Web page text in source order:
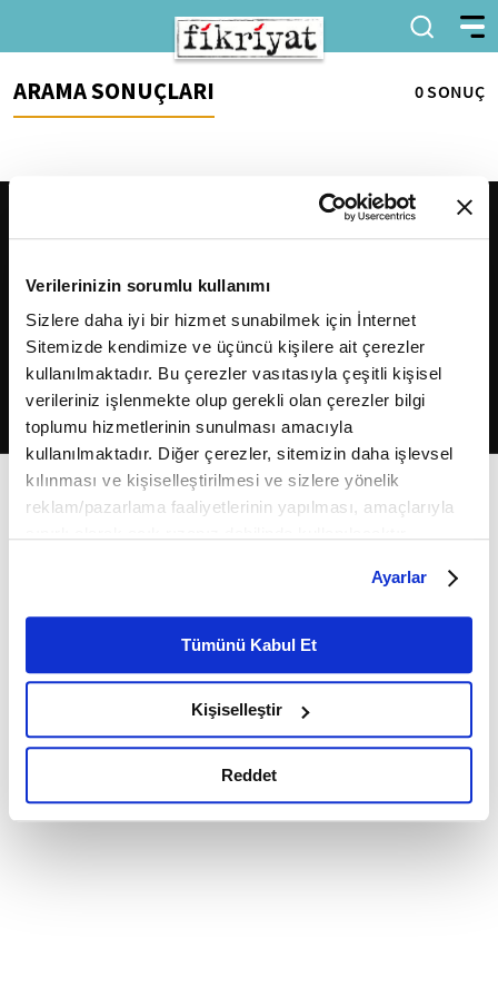
Verilerinizin sorumlu kullanımı
Sizlere daha iyi bir hizmet sunabilmek için İnternet
Sitemizde kendimize ve üçüncü kişilere ait çerezler
kullanılmaktadır. Bu çerezler vasıtasıyla çeşitli kişisel
verileriniz işlenmekte olup gerekli olan çerezler bilgi
toplumu hizmetlerinin sunulması amacıyla
kullanılmaktadır. Diğer çerezler, sitemizin daha işlevsel
kılınması ve kişiselleştirilmesi ve sizlere yönelik
reklam/pazarlama faaliyetlerinin yapılması, amaçlarıyla
belirleyebilirsiniz. Çerezlere ilişkin detaylı bilgi için
Ayarlar butonuna tıklayabilir,Çerez Bilgilendirme
Metnimizi ziyaret edebilirsiniz.
6698 sayılı Kişisel Verilerin Korunması Kanunu uyarınca
okumak ve sitemizi ziyaretiniz kapsamında
gerçekleştirilen veri işleme faaliyetleri ile ilgili daha
detaylı bilgi almak için lütfentıklayınız.
Ayarlar
Tümünü Kabul Et
Kişiselleştir
Reddet
ARAMA SONUÇLARI 0 SONUÇ
2026Fikriyat. Tüm hakları saklıdır.